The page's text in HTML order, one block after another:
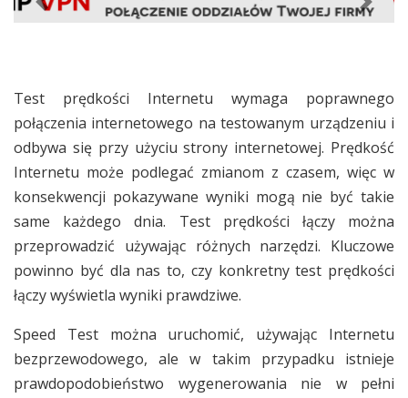
Previous Next
Test prędkości Internetu wymaga poprawnego
połączenia internetowego na testowanym urządzeniu i
odbywa się przy użyciu strony internetowej. Prędkość
Internetu może podlegać zmianom z czasem, więc w
konsekwencji pokazywane wyniki mogą nie być takie
same każdego dnia. Test prędkości łączy można
przeprowadzić używając różnych narzędzi. Kluczowe
powinno być dla nas to, czy konkretny test prędkości
łączy wyświetla wyniki prawdziwe.
Speed Test można uruchomić, używając Internetu
bezprzewodowego, ale w takim przypadku istnieje
prawdopodobieństwo wygenerowania nie w pełni